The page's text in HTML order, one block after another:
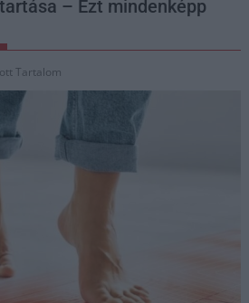
– Ezt mindenképp
Tartalom